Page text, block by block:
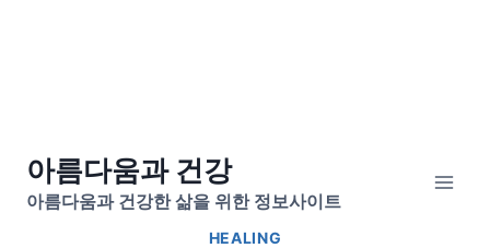
Skip아름다움과 건강
아름다움과 건강한 삶을 위한 정보사이트
HEALING